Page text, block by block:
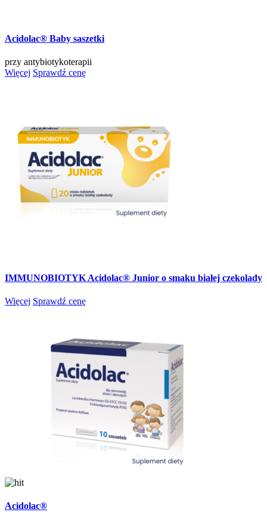
Acidolac® Baby saszetki
przy antybiotykoterapii
Więcej Sprawdź cenę
IMMUNOBIOTYK Acidolac® Junior o smaku białej czekolady
Więcej Sprawdź cenę
Acidolac®